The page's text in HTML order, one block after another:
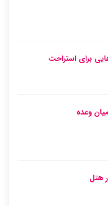
برای استراحت
وعده
هتل